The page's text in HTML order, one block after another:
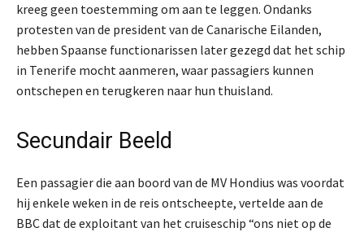
kreeg geen toestemming om aan te leggen. Ondanks
protesten van de president van de Canarische Eilanden,
hebben Spaanse functionarissen later gezegd dat het schip
in Tenerife mocht aanmeren, waar passagiers kunnen
ontschepen en terugkeren naar hun thuisland.
Secundair Beeld
Een passagier die aan boord van de MV Hondius was voordat
hij enkele weken in de reis ontscheepte, vertelde aan de
BBC dat de exploitant van het cruiseschip “ons niet op de